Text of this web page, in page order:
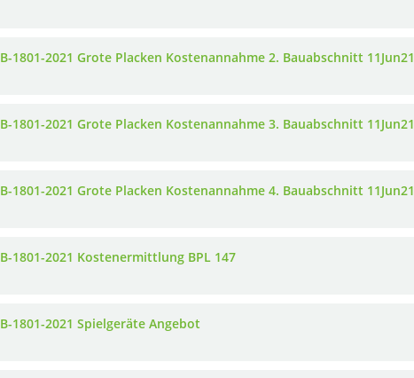
B-1801-2021 Grote Placken Kostenannahme 2. Bauabschnitt 11Jun21
B-1801-2021 Grote Placken Kostenannahme 3. Bauabschnitt 11Jun21
B-1801-2021 Grote Placken Kostenannahme 4. Bauabschnitt 11Jun21
B-1801-2021 Kostenermittlung BPL 147
B-1801-2021 Spielgeräte Angebot